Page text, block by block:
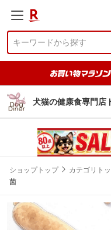
犬猫の健康食専門店
ショップトップ カテゴリト
菌